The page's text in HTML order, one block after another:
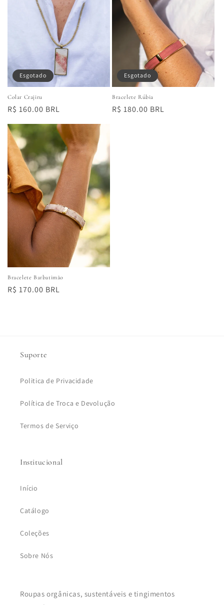
Esgotado
Colar Crajiru
Preço
R$ 160.00 BRL
Esgotado
Bracelete Rúbia
Preço
R$ 180.00 BRL
Bracelete Barbatimão
Preço
R$ 170.00 BRL
Suporte
Politica de Privacidade
Política de Troca e Devolução
Termos de Serviço
Institucional
Início
Catálogo
Coleções
Sobre Nós
Roupas orgânicas, sustentáveis e tingimentos